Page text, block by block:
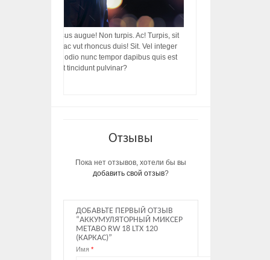
integer! Risus augue! Non turpis. Ac! Turpis, sit
rhoncus porttitor ac vut rhoncus duis! Sit. Vel integer
ut diam porttitor odio nunc tempor dapibus quis est
dictumst, vel amet tincidunt pulvinar?
Отзывы
Пока нет отзывов, хотели бы вы
добавить свой отзыв?
ДОБАВЬТЕ ПЕРВЫЙ ОТЗЫВ
“АККУМУЛЯТОРНЫЙ МИКСЕР
METABO RW 18 LTX 120
(КАРКАС)”
Имя *